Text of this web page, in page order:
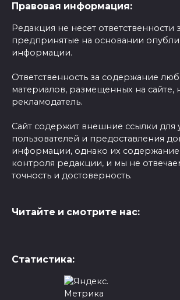
Правовая информация:
Редакция не несет ответственности
предпринятые на основании
информации.
Ответственность за содержание
материалов, размещенных на сайте,
рекламодатель.
Сайт содержит внешние ссылки для
пользователей и предоставления
информации, однако их содержание
контроля редакции, и мы не
точность и достоверность.
Читайте и смотрите нас:
Статистика: